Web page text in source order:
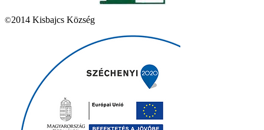
©2014 Kisbajcs Község